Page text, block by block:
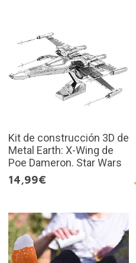
Kit de construcción 3D de
Metal Earth: X-Wing de
Poe Dameron. Star Wars
14,99€